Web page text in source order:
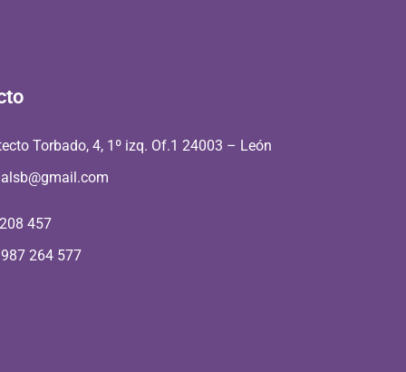
Torbado, 4, 1º izq. Of.1 24003 – León
457
264 577